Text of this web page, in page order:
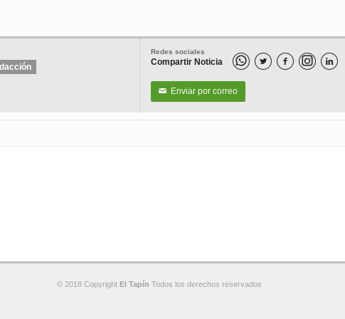
Redes sociales
Compartir Noticia   
✉ Enviar por correo
© 2018 Copyright El Tapín Todos los derechos reservados